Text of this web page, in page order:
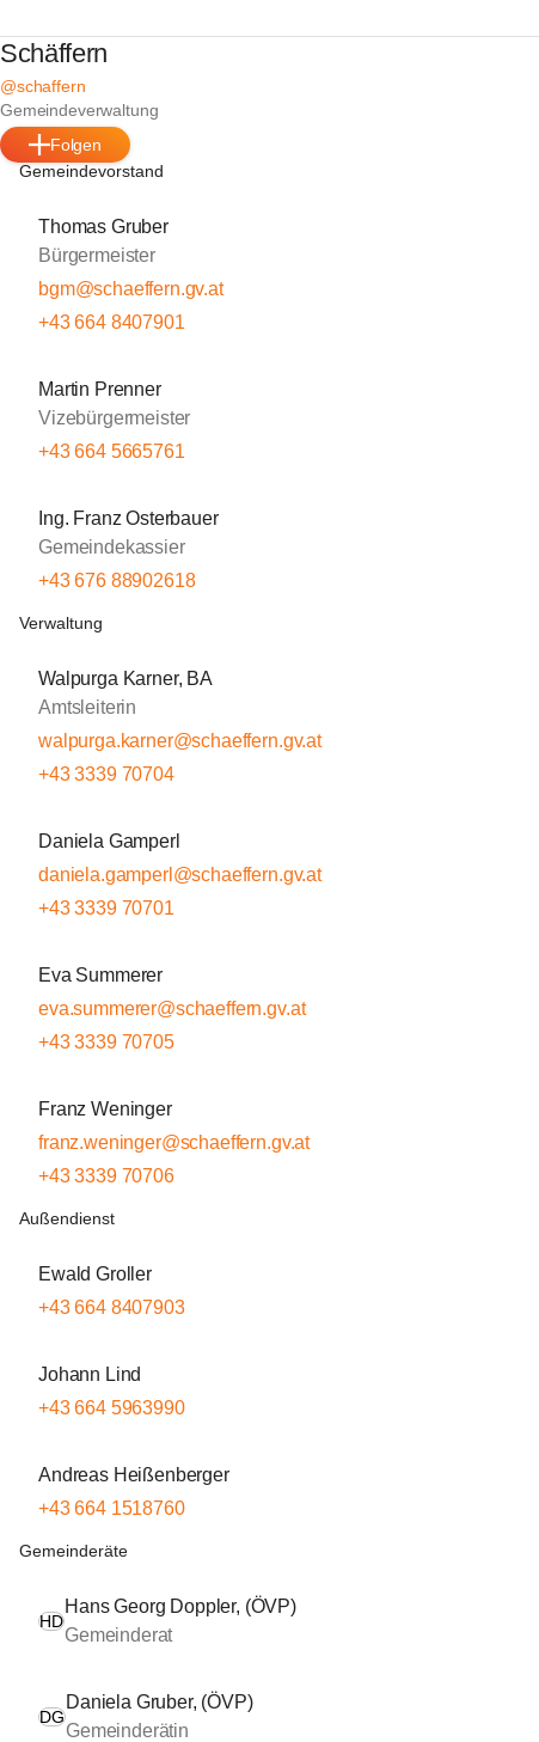
Schäffern
@schaffern
Gemeindeverwaltung
Folgen
Gemeindevorstand
Thomas Gruber
Bürgermeister
bgm@schaeffern.gv.at
+43 664 8407901
Martin Prenner
Vizebürgermeister
+43 664 5665761
Ing. Franz Osterbauer
Gemeindekassier
+43 676 88902618
Verwaltung
Walpurga Karner, BA
Amtsleiterin
walpurga.karner@schaeffern.gv.at
+43 3339 70704
Daniela Gamperl
daniela.gamperl@schaeffern.gv.at
+43 3339 70701
Eva Summerer
eva.summerer@schaeffern.gv.at
+43 3339 70705
Franz Weninger
franz.weninger@schaeffern.gv.at
+43 3339 70706
Außendienst
Ewald Groller
+43 664 8407903
Johann Lind
+43 664 5963990
Andreas Heißenberger
+43 664 1518760
Gemeinderäte
HD
Hans Georg Doppler, (ÖVP)
Gemeinderat
DG
Daniela Gruber, (ÖVP)
Gemeinderätin